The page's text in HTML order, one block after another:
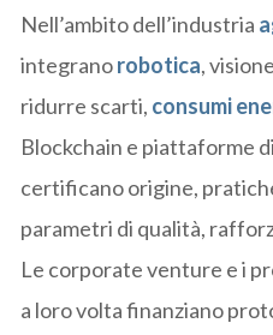
Nell’ambito dell’industria
integranorobotica,
ridurre scarti, consumi
Blockchain e piattaforme
certificano origine,
parametri di qualità,
Le corporate venture e i
a loro volta finanziano